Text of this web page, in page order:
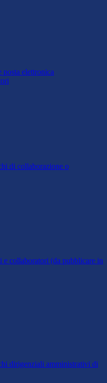
posta elettronica
di collaborazione o
e collaboratori (da pubblicare in
dirigenziali amministrativi di